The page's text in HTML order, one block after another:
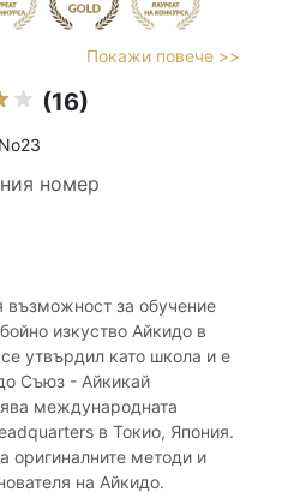
Покажи повече >>
(16)
номер
възможност за обучение
изкуство Айкидо в
утвърдил като школа и е
Съюз - Айкикай
международната
в Токио, Япония.
оригиналните методи и
на Айкидо.